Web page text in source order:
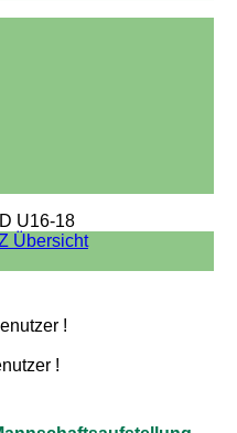
U16-18
Übersicht
!
!